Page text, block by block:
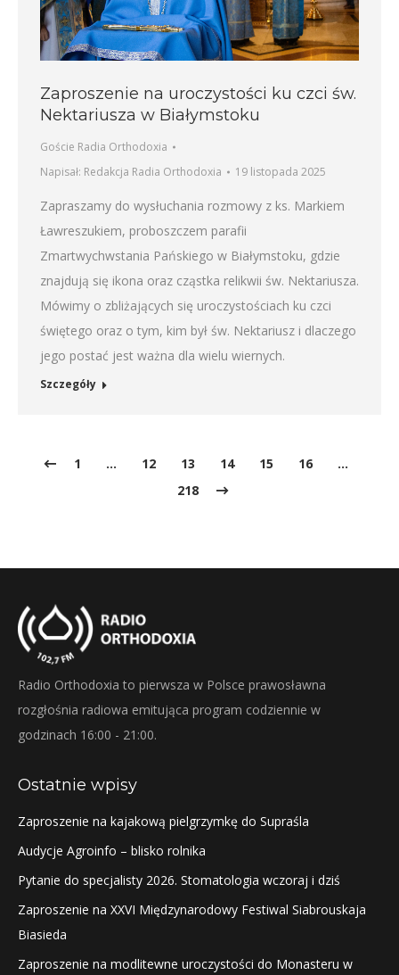
Zaproszenie na uroczystości ku czci św.
Nektariusza w Białymstoku
Goście Radia Orthodoxia
Napisał: Redakcja Radia Orthodoxia 19 listopada 2025
Zapraszamy do wysłuchania rozmowy z ks. Markiem
Ławreszukiem, proboszczem parafii
Zmartwychwstania Pańskiego w Białymstoku, gdzie
znajdują się ikona oraz cząstka relikwii św. Nektariusza.
Mówimy o zbliżających się uroczystościach ku czci
świętego oraz o tym, kim był św. Nektariusz i dlaczego
jego postać jest ważna dla wielu wiernych.
Szczegóły
1 … 12 13 14 15 16
…
218
Radio Orthodoxia to pierwsza w Polsce prawosławna
rozgłośnia radiowa emitująca program codziennie w
godzinach 16:00 - 21:00.
Ostatnie wpisy
Zaproszenie na kajakową pielgrzymkę do Supraśla
Audycje Agroinfo – blisko rolnika
Pytanie do specjalisty 2026. Stomatologia wczoraj i dziś
Zaproszenie na XXVI Międzynarodowy Festiwal Siabrouskaja
Biasieda
Zaproszenie na modlitewne uroczystości do Monasteru w